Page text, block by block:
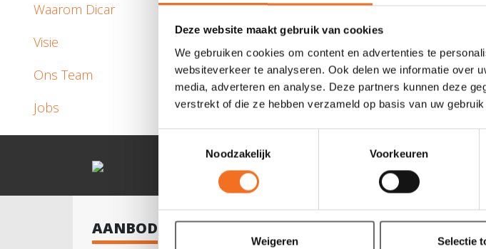
Deze website maakt gebruik van cookies
We gebruiken cookies om content en advertenties te
websiteverkeer te analyseren. Ook delen we informatie over
media, adverteren en analyse. Deze partners kunnen deze
verstrekt of die ze hebben verzameld op basis van uw
Toestemmingsselectie
Noodzakelijk
Voorkeuren
Weigeren Selectie
Waarom Dicar
Visie
Ons Team
Jobs
AANBOD SERVICE CONTACT